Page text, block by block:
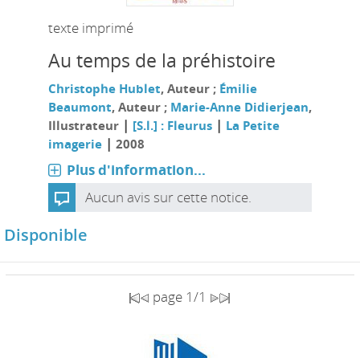
texte imprimé
Au temps de la préhistoire
Christophe Hublet, Auteur ; Émilie
Beaumont, Auteur ; Marie-Anne Didierjean,
Illustrateur | [S.l.] : Fleurus| La Petite
imagerie| 2008
Plus d'information...
Aucun avis sur cette notice.
Disponible
page 1/1